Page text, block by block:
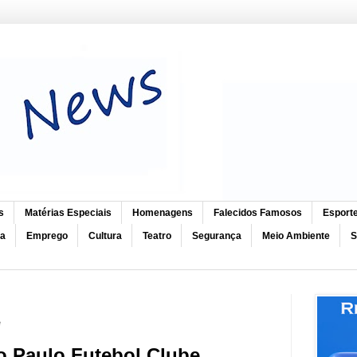
Matérias Especiais Homenagens Falecidos Famosos
Emprego Cultura Teatro Segurança Meio Ambiente